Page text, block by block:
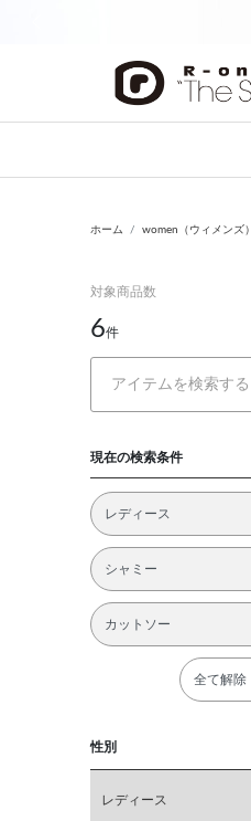
ホーム women（ウィメンズ）
対象商品数
6件
現在の検索条件
レディース
シャミー
カットソー
全て解除
性別
レディース